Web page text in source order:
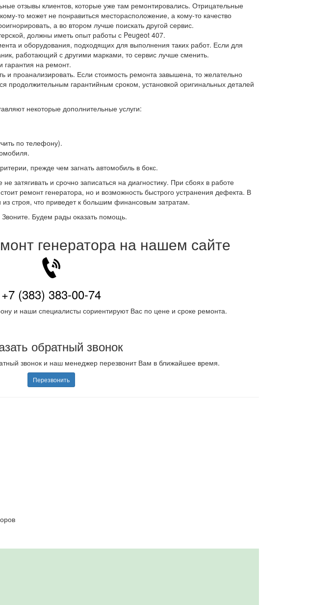
отзывы клиентов, которые уже там ремонтировались. Отрицательные
то может не понравиться месторасположение, а кому-то качество
а во втором лучше поискать другой сервис.
должны иметь опыт работы с Peugeot 407.
и оборудования, подходящих для выполнения таких работ. Если для
работающий с другими марками, то сервис лучше сменить.
гарантия на ремонт.
и проанализировать. Если стоимость ремонта завышена, то желательно
продолжительным гарантийным сроком, установкой оригинальных деталей
некоторые дополнительные услуги:
по телефону).
прежде чем загнать автомобиль в бокс.
затягивать и срочно записаться на диагностику. При сбоях в работе
ремонт генератора, но и возможность быстрого устранения дефекта. В
строя, что приведет к большим финансовым затратам.
Звоните. Будем рады оказать помощь.
генератора на нашем сайте
+7 (383) 383-00-74
и наши специалисты сориентируют Вас по цене и сроке ремонта.
обратный звонок
звонок и наш менеджер перезвонит Вам в ближайшее время.
Перезвонить